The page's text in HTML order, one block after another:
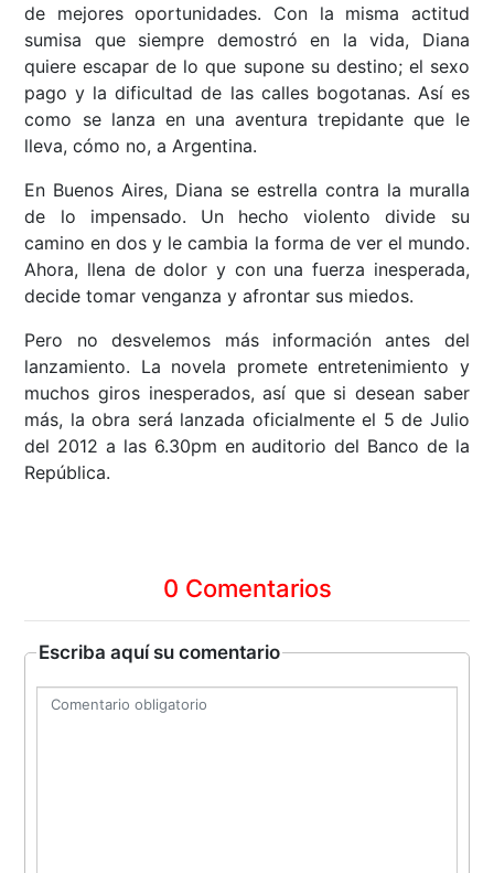
de mejores oportunidades. Con la misma actitud
sumisa que siempre demostró en la vida, Diana
quiere escapar de lo que supone su destino; el sexo
pago y la dificultad de las calles bogotanas. Así es
como se lanza en una aventura trepidante que le
lleva, cómo no, a Argentina.
En Buenos Aires, Diana se estrella contra la muralla
de lo impensado. Un hecho violento divide su
camino en dos y le cambia la forma de ver el mundo.
Ahora, llena de dolor y con una fuerza inesperada,
decide tomar venganza y afrontar sus miedos.
Pero no desvelemos más información antes del
lanzamiento. La novela promete entretenimiento y
muchos giros inesperados, así que si desean saber
más, la obra será lanzada oficialmente el 5 de Julio
del 2012 a las 6.30pm en auditorio del Banco de la
República.
0 Comentarios
Escriba aquí su comentario